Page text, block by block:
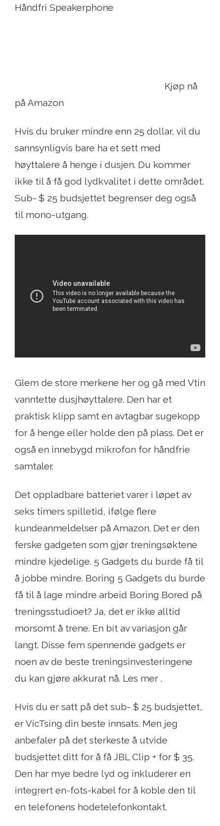
Håndfri Speakerphone
Kjøp nå
på Amazon
Hvis du bruker mindre enn 25 dollar, vil du
sannsynligvis bare ha et sett med
høyttalere å henge i dusjen. Du kommer
ikke til å få god lydkvalitet i dette området.
Sub- $ 25 budsjettet begrenser deg også
til mono-utgang.
Glem de store merkene her og gå med Vtin
vanntette dusjhøyttalere. Den har et
praktisk klipp samt en avtagbar sugekopp
for å henge eller holde den på plass. Det er
også en innebygd mikrofon for håndfrie
samtaler.
Det oppladbare batteriet varer i løpet av
seks timers spilletid, ifølge flere
kundeanmeldelser på Amazon. Det er den
ferske gadgeten som gjør treningsøktene
mindre kjedelige. 5 Gadgets du burde få til
å jobbe mindre. Boring 5 Gadgets du burde
få til å lage mindre arbeid Boring Bored på
treningsstudioet? Ja, det er ikke alltid
morsomt å trene. En bit av variasjon går
langt. Disse fem spennende gadgets er
noen av de beste treningsinvesteringene
du kan gjøre akkurat nå. Les mer .
Hvis du er satt på det sub- $ 25 budsjettet,
er VicTsing din beste innsats. Men jeg
anbefaler på det sterkeste å utvide
budsjettet ditt for å få JBL Clip + for $ 35.
Den har mye bedre lyd og inkluderer en
integrert en-fots-kabel for å koble den til
en telefonens hodetelefonkontakt.